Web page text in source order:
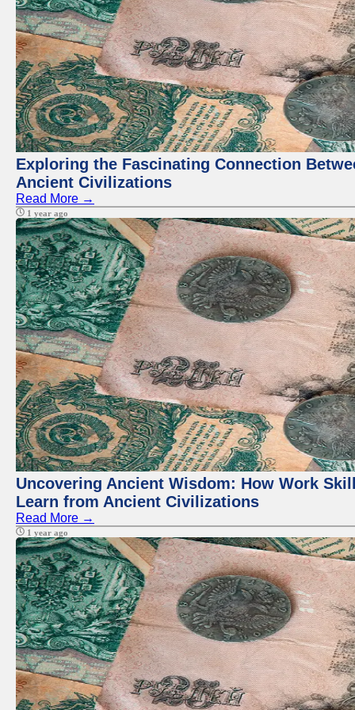
Exploring the Fascinating Connection
Ancient Civilizations
Read More →
1 year ago
Uncovering Ancient Wisdom: How Work
Learn from Ancient Civilizations
Read More →
1 year ago